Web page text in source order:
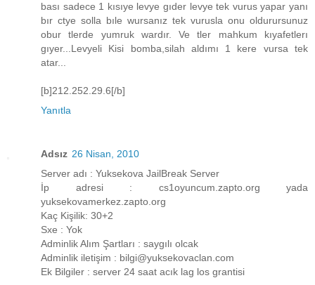
bası sadece 1 kısıye levye gıder levye tek vurus yapar yanı
bır ctye solla bıle wursanız tek vurusla onu oldurursunuz
obur tlerde yumruk wardır. Ve tler mahkum kıyafetlerı
gıyer...Levyeli Kisi bomba,silah aldımı 1 kere vursa tek
atar...
[b]212.252.29.6[/b]
Yanıtla
Adsız 26 Nisan, 2010
Server adı : Yuksekova JailBreak Server
İp adresi : cs1oyuncum.zapto.org yada
yuksekovamerkez.zapto.org
Kaç Kişilik: 30+2
Sxe : Yok
Adminlik Alım Şartları : saygılı olcak
Adminlik iletişim : bilgi@yuksekovaclan.com
Ek Bilgiler : server 24 saat acık lag los grantisi